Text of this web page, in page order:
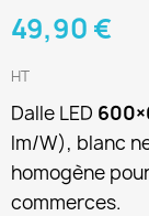
49,90 €
HT
Dalle LED
lm/W), blanc
homogène
commerces.